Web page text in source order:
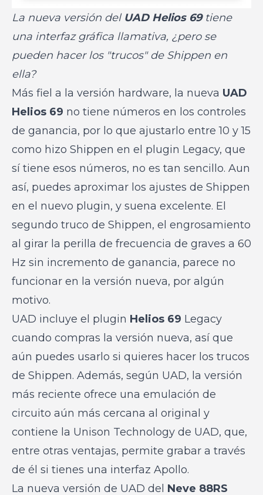
La nueva versión del UAD Helios 69tiene
una interfaz gráfica llamativa, ¿pero se
pueden hacer los "trucos" de Shippen en
ella?
Más fiel a la versión hardware, la nueva UAD
Helios 69 no tiene números en los controles
de ganancia, por lo que ajustarlo entre 10 y 15
como hizo Shippen en el plugin Legacy, que
sí tiene esos números, no es tan sencillo. Aun
así, puedes aproximar los ajustes de Shippen
en el nuevo plugin, y suena excelente. El
segundo truco de Shippen, el engrosamiento
al girar la perilla de frecuencia de graves a 60
Hz sin incremento de ganancia, parece no
funcionar en la versión nueva, por algún
motivo.
UAD incluye el plugin Helios 69 Legacy
cuando compras la versión nueva, así que
aún puedes usarlo si quieres hacer los trucos
de Shippen. Además, según UAD, la versión
más reciente ofrece una emulación de
circuito aún más cercana al original y
contiene la Unison Technology de UAD, que,
entre otras ventajas, permite grabar a través
de él si tienes una interfaz Apollo.
La nueva versión de UAD del Neve 88RS